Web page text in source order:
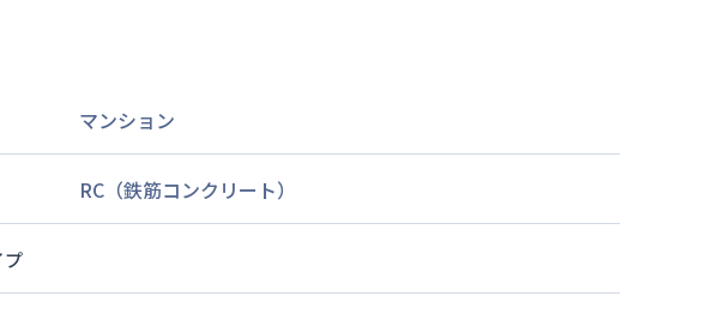
マンション
RC（鉄筋コンクリート）
プ